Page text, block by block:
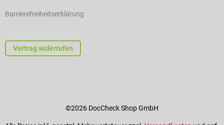
Barrierefreiheitserklärung
Vertrag widerrufen
©2026 DocCheck Shop GmbH